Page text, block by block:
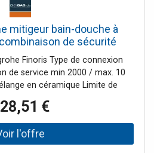
mitigeur bain-douche à
de sécurité
noir mat
Finoris Type de connexion
de service min 2000 / max. 10
en céramique Limite de
avec combinaison de
selon EN 1717
€